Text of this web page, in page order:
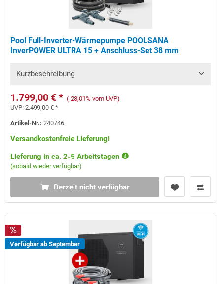
Pool Full-Inverter-Wärmepumpe POOLSANA
InverPOWER ULTRA 15 + Anschluss-Set 38 mm
Kurzbeschreibung
1.799,00 € * (-28,01% vom UVP)
UVP:2.499,00 € *
Artikel-Nr.:240746
Versandkostenfreie Lieferung!
Lieferung in ca. 2-5 Arbeitstagen
(sobald wieder verfügbar)
Derzeit nicht verfügbar
Verfügbar ab September